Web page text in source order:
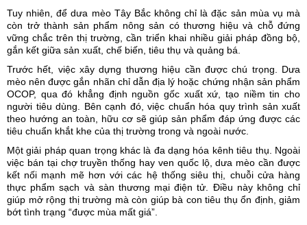
Tuy nhiên, để dưa mèo Tây Bắc không chỉ là đặc sản mùa vụ mà
còn trở thành sản phẩm nông sản có thương hiệu và chỗ đứng
vững chắc trên thị trường, cần triển khai nhiều giải pháp đồng bộ,
gắn kết giữa sản xuất, chế biến, tiêu thụ và quảng bá.
Trước hết, việc xây dựng thương hiệu cần được chú trọng. Dưa
mèo nên được gắn nhãn chỉ dẫn địa lý hoặc chứng nhận sản phẩm
OCOP, qua đó khẳng định nguồn gốc xuất xứ, tạo niềm tin cho
người tiêu dùng. Bên cạnh đó, việc chuẩn hóa quy trình sản xuất
theo hướng an toàn, hữu cơ sẽ giúp sản phẩm đáp ứng được các
tiêu chuẩn khắt khe của thị trường trong và ngoài nước.
Một giải pháp quan trọng khác là đa dạng hóa kênh tiêu thụ. Ngoài
việc bán tại chợ truyền thống hay ven quốc lộ, dưa mèo cần được
kết nối mạnh mẽ hơn với các hệ thống siêu thị, chuỗi cửa hàng
thực phẩm sạch và sàn thương mại điện tử. Điều này không chỉ
giúp mở rộng thị trường mà còn giúp bà con tiêu thụ ổn định, giảm
bớt tình trạng “được mùa mất giá”.